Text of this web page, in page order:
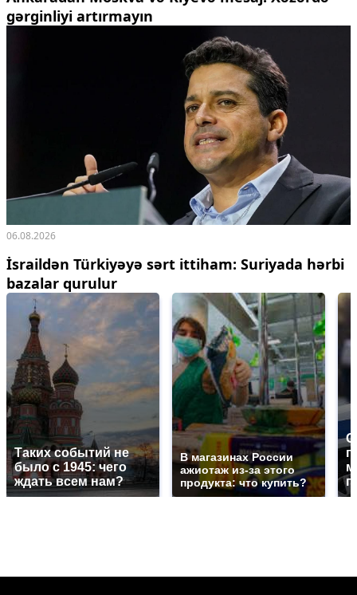
gərginliyi artırmayın
06.08.2026
İsraildən Türkiyəyə sərt ittiham: Suriyada hərbi
bazalar qurulur
Таких событий не
было с 1945: чего
ждать всем нам?
В магазинах России
ажиотаж из-за этого
продукта: что купить?